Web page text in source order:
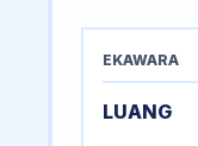
EKAWARA
LUANG